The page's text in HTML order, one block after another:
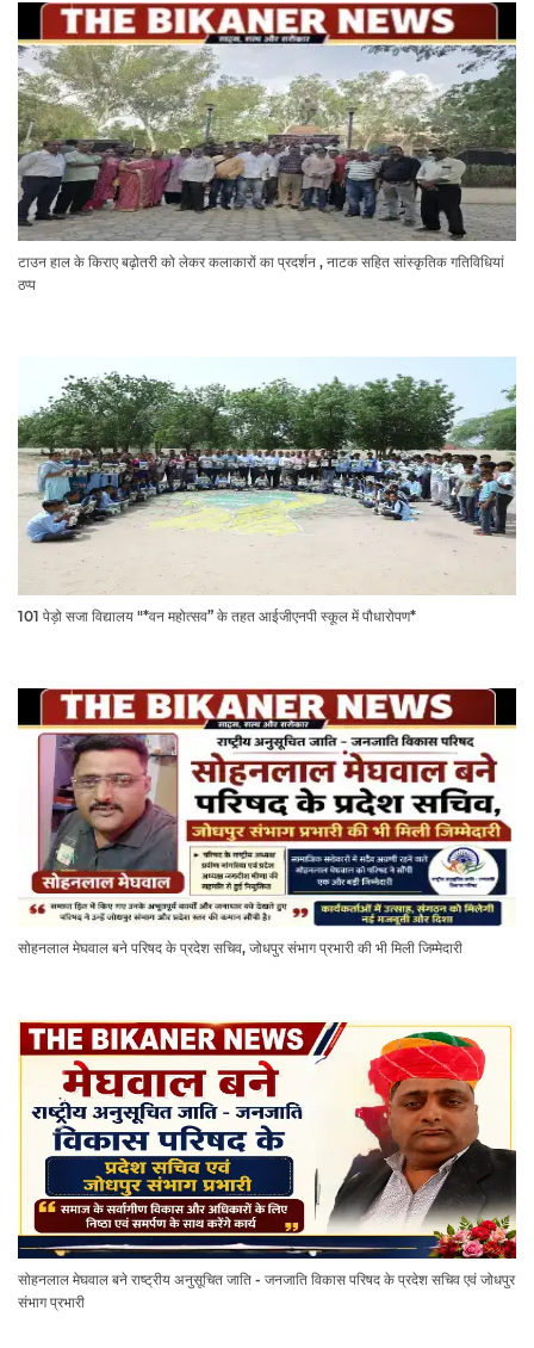
टाउन हाल के किराए बढ़ोतरी को लेकर कलाकारों का प्रदर्शन , नाटक सहित सांस्कृतिक गतिविधियां
ठप्प
101 पेड़ो सजा विद्यालय "*वन महोत्सव” के तहत आईजीएनपी स्कूल में पौधारोपण*
सोहनलाल मेघवाल बने परिषद के प्रदेश सचिव, जोधपुर संभाग प्रभारी की भी मिली जिम्मेदारी
सोहनलाल मेघवाल बने राष्ट्रीय अनुसूचित जाति - जनजाति विकास परिषद के प्रदेश सचिव एवं जोधपुर
संभाग प्रभारी